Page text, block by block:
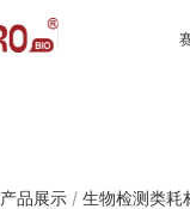
产品展示/ 生物检测类耗